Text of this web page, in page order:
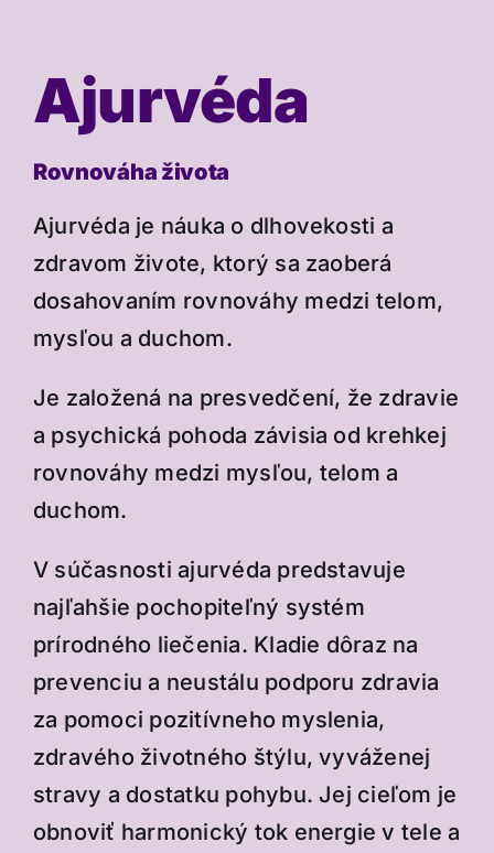
Ajurvéda
Rovnováha života
Ajurvéda je náuka o dlhovekosti a
zdravom živote, ktorý sa zaoberá
dosahovaním rovnováhy medzi telom,
mysľou a duchom.
Je založená na presvedčení, že zdravie
a psychická pohoda závisia od krehkej
rovnováhy medzi mysľou, telom a
duchom.
V súčasnosti ajurvéda predstavuje
najľahšie pochopiteľný systém
prírodného liečenia. Kladie dôraz na
prevenciu a neustálu podporu zdravia
za pomoci pozitívneho myslenia,
zdravého životného štýlu, vyváženej
stravy a dostatku pohybu. Jej cieľom je
obnoviť harmonický tok energie v tele a